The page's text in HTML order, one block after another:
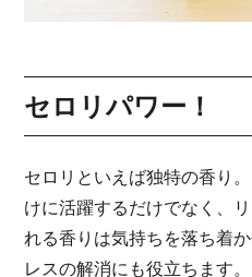
セロリパワー！
セロリといえば独特の香り
けに活躍するだけでなく、
れる香りは気持ちを落ち着
レスの解消にも役立ちます